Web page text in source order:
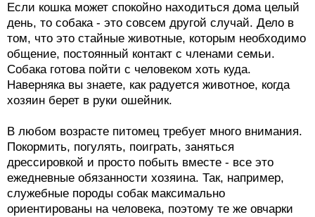
Если кошка может спокойно находиться дома целый
день, то собака - это совсем другой случай. Дело в
том, что это стайные животные, которым необходимо
общение, постоянный контакт с членами семьи.
Собака готова пойти с человеком хоть куда.
Наверняка вы знаете, как радуется животное, когда
хозяин берет в руки ошейник.
В любом возрасте питомец требует много внимания.
Покормить, погулять, поиграть, заняться
дрессировкой и просто побыть вместе - все это
ежедневные обязанности хозяина. Так, например,
служебные породы собак максимально
ориентированы на человека, поэтому те же овчарки